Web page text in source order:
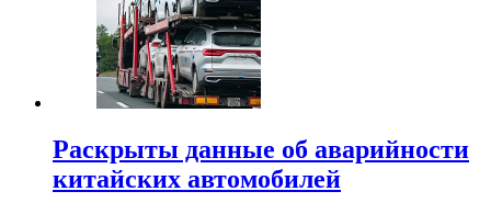
Раскрыты данные об аварийности
китайских автомобилей